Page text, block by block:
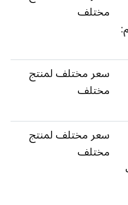
مختلف
سعر مختلف لمنتج
مختلف
سعر مختلف لمنتج
مختلف